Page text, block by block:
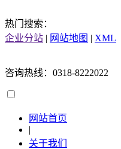
热门搜索：
企业分站 | 网站地图 | XML
咨询热线：0318-8222022
网站首页
|
关于我们